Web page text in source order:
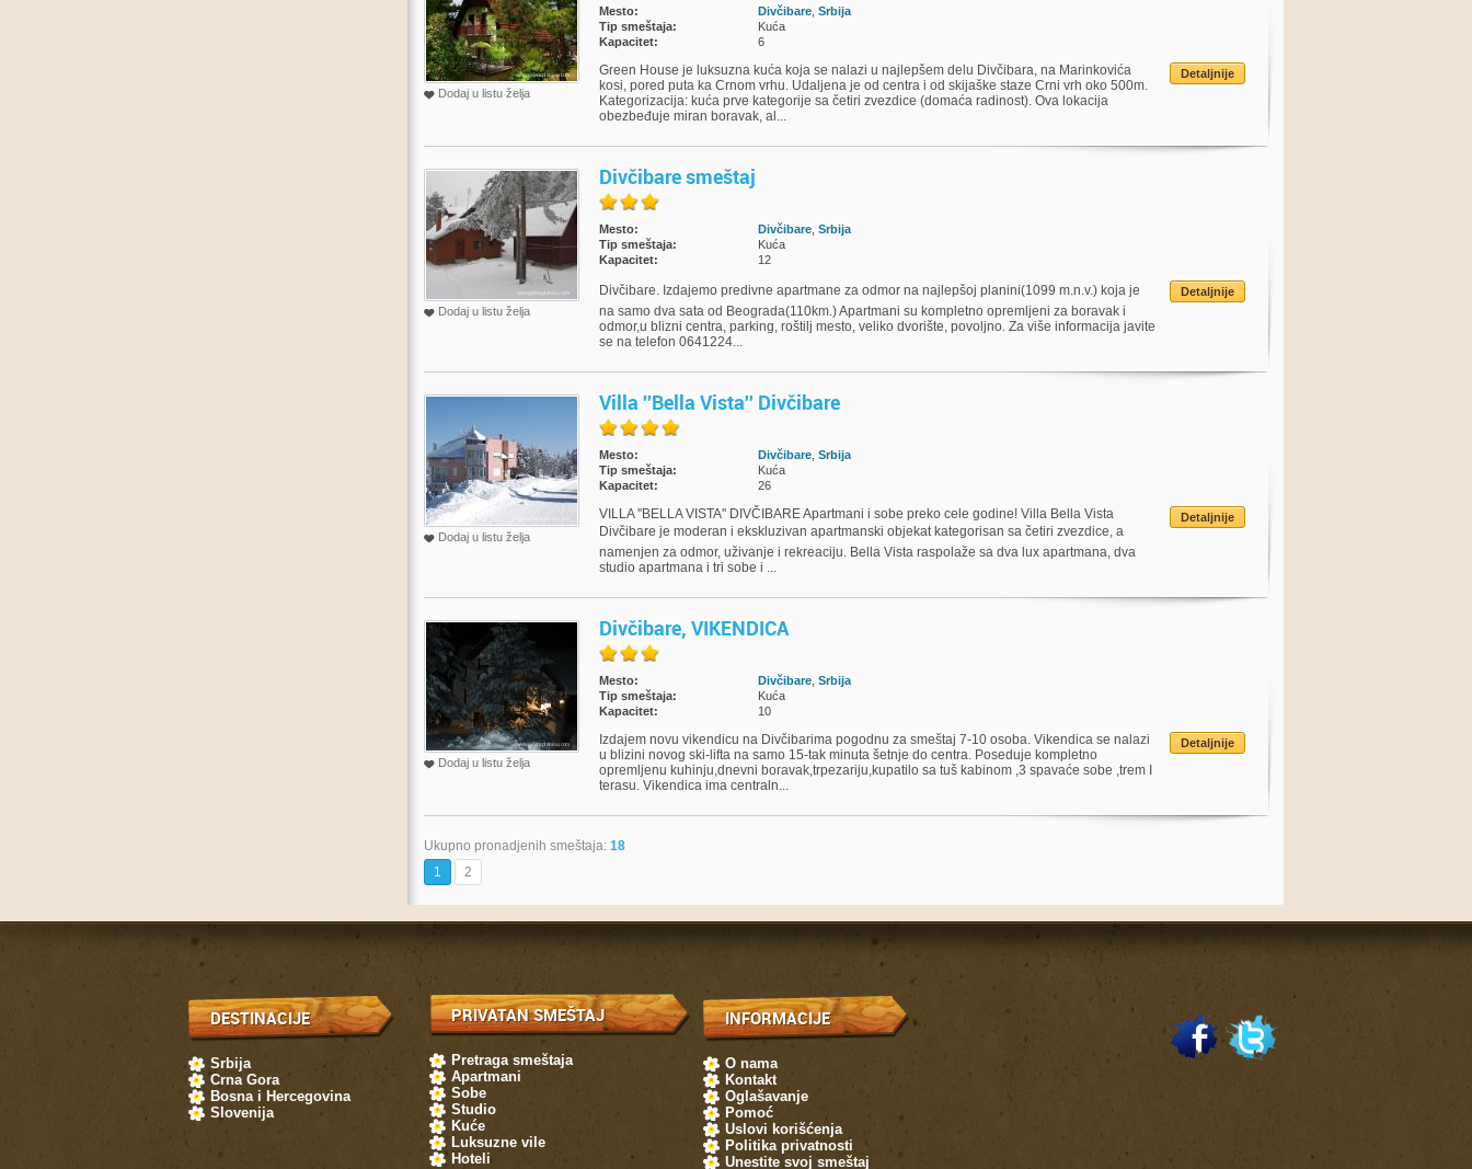
Dodaj u listu želja
Mesto: Divčibare Srbija
Tip smeštaja:
Kuća
Kapacitet:
6
Green House je luksuzna kuća koja se nalazi u najlepšem delu Divčibara, na Marinkovića
kosi, pored puta ka Crnom vrhu. Udaljena je od centra i od skijaške staze Crni vrh oko 500m.
Kategorizacija: kuća prve kategorije sa četiri zvezdice (domaća radinost). Ova lokacija
obezbeđuje miran boravak, al...
Detaljnije
Dodaj u listu želja
Divčibare smeštaj
Mesto: Divčibare Srbija
Tip smeštaja:
Kuća
Kapacitet:
12
Divčibare. Izdajemo predivne apartmane za odmor na najlepšoj planini(1099 m.n.v.) koja je
na samo dva sata od Beograda(110km.) Apartmani su kompletno opremljeni za boravak i
odmor,u blizni centra, parking, roštilj mesto, veliko dvorište, povoljno. Za više informacija javite
se na telefon 0641224...
Detaljnije
Dodaj u listu želja
Villa ''Bella Vista'' Divčibare
Mesto: Divčibare Srbija
Tip smeštaja:
Kuća
Kapacitet:
26
VILLA ''BELLA VISTA'' DIVČIBARE Apartmani i sobe preko cele godine! Villa Bella Vista
Divčibare je moderan i ekskluzivan apartmanski objekat kategorisan sa četiri zvezdice, a
namenjen za odmor, uživanje i rekreaciju. Bella Vista raspolaže sa dva lux apartmana, dva
studio apartmana i tri sobe i ...
Detaljnije
Dodaj u listu želja
Divčibare, VIKENDICA
Mesto: Divčibare Srbija
Tip smeštaja:
Kuća
Kapacitet:
10
Izdajem novu vikendicu na Divčibarima pogodnu za smeštaj 7-10 osoba. Vikendica se nalazi
u blizini novog ski-lifta na samo 15-tak minuta šetnje do centra. Poseduje kompletno
opremljenu kuhinju,dnevni boravak,trpezariju,kupatilo sa tuš kabinom ,3 spavaće sobe ,trem I
terasu. Vikendica ima centraln...
Detaljnije
Ukupno pronadjenih smeštaja: 18
1
2
DESTINACIJE
Srbija
Crna Gora
Bosna i Hercegovina
Slovenija
PRIVATAN SMEŠTAJ
Pretraga smeštaja
Apartmani
Sobe
Studio
Kuće
Luksuzne vile
Hoteli
INFORMACIJE
O nama
Kontakt
Oglašavanje
Pomoć
Uslovi korišćenja
Politika privatnosti
Unestite svoj smeštaj